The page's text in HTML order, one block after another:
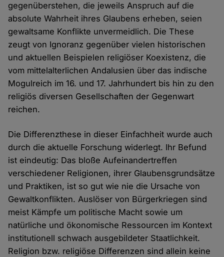
gegenüberstehen, die jeweils Anspruch auf die
absolute Wahrheit ihres Glaubens erheben, seien
gewaltsame Konflikte unvermeidlich. Die These
zeugt von Ignoranz gegenüber vielen historischen
und aktuellen Beispielen religiöser Koexistenz, die
vom mittelalterlichen Andalusien über das indische
Mogulreich im 16. und 17. Jahrhundert bis hin zu den
religiös diversen Gesellschaften der Gegenwart
reichen.
Die Differenzthese in dieser Einfachheit wurde auch
durch die aktuelle Forschung widerlegt. Ihr Befund
ist eindeutig: Das bloße Aufeinandertreffen
verschiedener Religionen, ihrer Glaubensgrundsätze
und Praktiken, ist so gut wie nie die Ursache von
Gewaltkonflikten. Auslöser von Bürgerkriegen sind
meist Kämpfe um politische Macht sowie um
natürliche und ökonomische Ressourcen im Kontext
institutionell schwach ausgebildeter Staatlichkeit.
Religion bzw. religiöse Differenzen sind allein keine